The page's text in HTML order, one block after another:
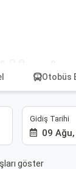
Maarten
Otobüs
Gidiş Tarihi
göster